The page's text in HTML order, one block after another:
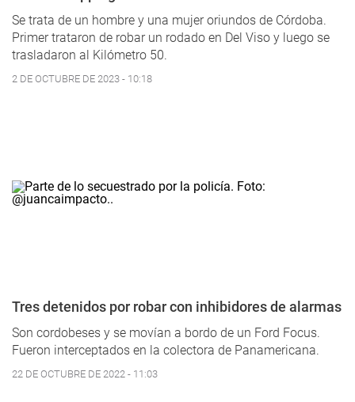
Se trata de un hombre y una mujer oriundos de Córdoba.
Primer trataron de robar un rodado en Del Viso y luego se
trasladaron al Kilómetro 50.
2 DE OCTUBRE DE 2023 - 10:18
Tres detenidos por robar con inhibidores de alarmas
Son cordobeses y se movían a bordo de un Ford Focus.
Fueron interceptados en la colectora de Panamericana.
22 DE OCTUBRE DE 2022 - 11:03